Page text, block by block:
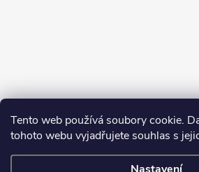
Tento web používá soubory cookie.
tohoto webu vyjadřujete souhlas s
Sledovat na Instagramu